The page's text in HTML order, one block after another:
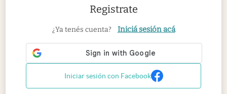
Registrate
¿Ya tenés cuenta? Iniciá sesión acá
Iniciar sesión con Facebook